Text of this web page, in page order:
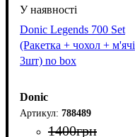
Donic Legends 700 Set
(Ракетка + чохол + м'ячі
3шт) no box
Donic
788489
1400грн